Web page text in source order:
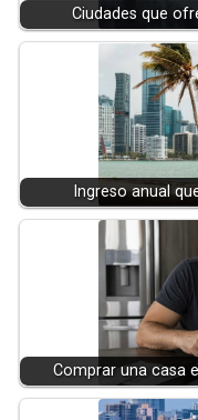
Ciudades que
Ingreso anual
Comprar una casa